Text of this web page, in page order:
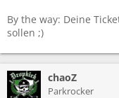
By the way: Deine
sollen ;)
chaoZ
Parkrocker